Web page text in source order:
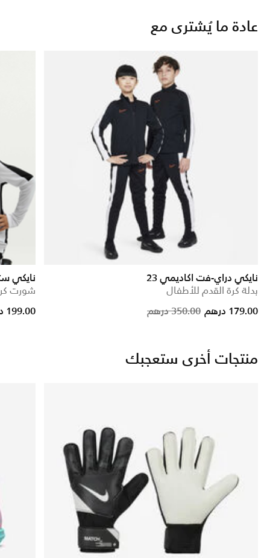
عادة ما يُشترى مع
نايكي دراي-فت اكاديمي 23
بدلة كرة القدم للأطفال
Price
350.00 درهم to
179.00 درهم
نايكي
شورت
199.00 درهم
منتجات أخرى ستعجبك